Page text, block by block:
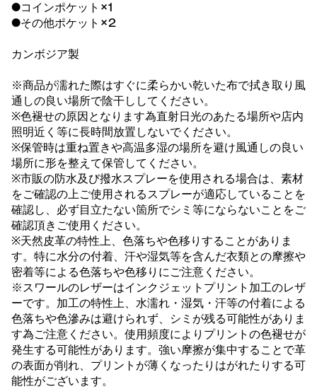
●コインポケット×1
●その他ポケット×2
カンボジア製
※商品が濡れた際はすぐに柔らかい乾いた布で拭き取り風
通しの良い場所で陰干ししてください。
※色褪せの原因となります為直射日光のあたる場所や店内
照明近く等に長時間放置しないでください。
※保管時は重ね置きや高温多湿の場所を避け風通しの良い
場所に形を整えて保管してください。
※市販の防水及び撥水スプレーを使用される場合は、素材
をご確認の上ご使用されるスプレーが適応していることを
確認し、必ず目立たない箇所でシミ等にならないことをご
確認頂きご使用ください。
※天然皮革の特性上、色落ちや色移りすることがありま
す。特に水分の付着、汗や湿気等を含んだ衣類との摩擦や
密着等による色落ちや色移りにご注意ください。
※スワールのレザーはインクジェットプリント加工のレザ
ーです。加工の特性上、水濡れ・湿気・汗等の付着による
色落ちや色滲みは避けられず、シミが残る可能性がありま
す為ご注意ください。使用頻度によりプリントの色褪せが
発生する可能性があります。強い摩擦が集中することで革
の表面が削れ、プリントが薄くなったりはがれたりする可
能性がございます。